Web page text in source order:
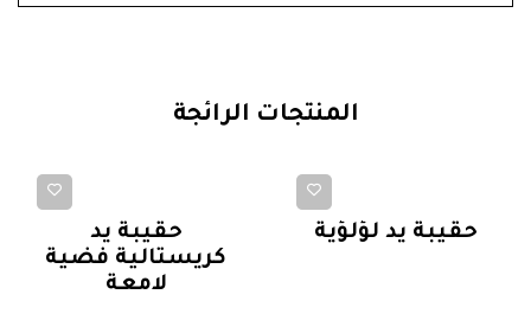
المنتجات الرائجة
حقيبة يد لؤلؤية
حقيبة يد
كريستالية فضية
لامعة